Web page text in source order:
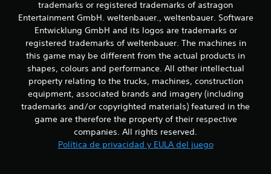
m
i
t
e
d
e
t
i
e
m
o
trademarks or registered trademarks of astragon
Entertainment GmbH. weltenbauer., weltenbauer. Software
Entwicklung GmbH and its logos are trademarks or
registered trademarks of weltenbauer. The machines in
this game may be different from the actual products in
shapes, colours and performance. All other intellectual
property relating to the trucks, machines, construction
equipment, associated brands and imagery (including
trademarks and/or copyrighted materials) featured in the
game are therefore the property of their respective
companies. All rights reserved.
Política de privacidad y EULA del juego